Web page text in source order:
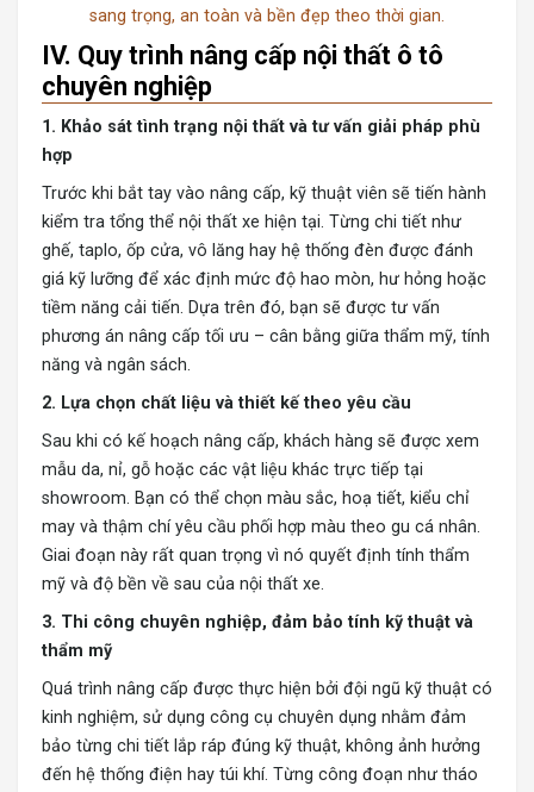
sang trọng, an toàn và bền đẹp theo thời gian.
IV. Quy trình nâng cấp nội thất ô tô
chuyên nghiệp
1. Khảo sát tình trạng nội thất và tư vấn giải pháp phù
hợp
Trước khi bắt tay vào nâng cấp, kỹ thuật viên sẽ tiến hành
kiểm tra tổng thể nội thất xe hiện tại. Từng chi tiết như
ghế, taplo, ốp cửa, vô lăng hay hệ thống đèn được đánh
giá kỹ lưỡng để xác định mức độ hao mòn, hư hỏng hoặc
tiềm năng cải tiến. Dựa trên đó, bạn sẽ được tư vấn
phương án nâng cấp tối ưu – cân bằng giữa thẩm mỹ, tính
năng và ngân sách.
2. Lựa chọn chất liệu và thiết kế theo yêu cầu
Sau khi có kế hoạch nâng cấp, khách hàng sẽ được xem
mẫu da, nỉ, gỗ hoặc các vật liệu khác trực tiếp tại
showroom. Bạn có thể chọn màu sắc, hoạ tiết, kiểu chỉ
may và thậm chí yêu cầu phối hợp màu theo gu cá nhân.
Giai đoạn này rất quan trọng vì nó quyết định tính thẩm
mỹ và độ bền về sau của nội thất xe.
3. Thi công chuyên nghiệp, đảm bảo tính kỹ thuật và
thẩm mỹ
Quá trình nâng cấp được thực hiện bởi đội ngũ kỹ thuật có
kinh nghiệm, sử dụng công cụ chuyên dụng nhằm đảm
bảo từng chi tiết lắp ráp đúng kỹ thuật, không ảnh hưởng
đến hệ thống điện hay túi khí. Từng công đoạn như tháo